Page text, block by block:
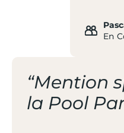
En
“Mention
la Pool